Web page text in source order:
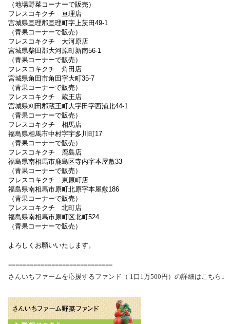
（地場野菜コーナーで販売）
フレスコキクチ 亘理店
宮城県亘理郡亘理町字上茨田49-1
（青果コーナーで販売）
フレスコキクチ 大河原店
宮城県柴田郡大河原町新南56-1
（青果コーナーで販売）
フレスコキクチ 角田店
宮城県角田市角田字大町35-7
（青果コーナーで販売）
フレスコキクチ 蔵王店
宮城県刈田郡蔵王町大字田字西浦北44-1
（青果コーナーで販売）
フレスコキクチ 相馬店
福島県相馬市中村字宇多川町17
（青果コーナーで販売）
フレスコキクチ 鹿島店
福島県南相馬市鹿島区寺内字本屋敷33
（青果コーナーで販売）
フレスコキクチ 東原町店
福島県南相馬市原町北原字本屋敷186
（青果コーナーで販売）
フレスコキクチ 北町店
福島県南相馬市原町区北町524
（青果コーナーで販売）
よろしくお願いいたします。
=============================
さんいちファームを応援するファンド（ 1口1万500円）の詳細はこちら ↓